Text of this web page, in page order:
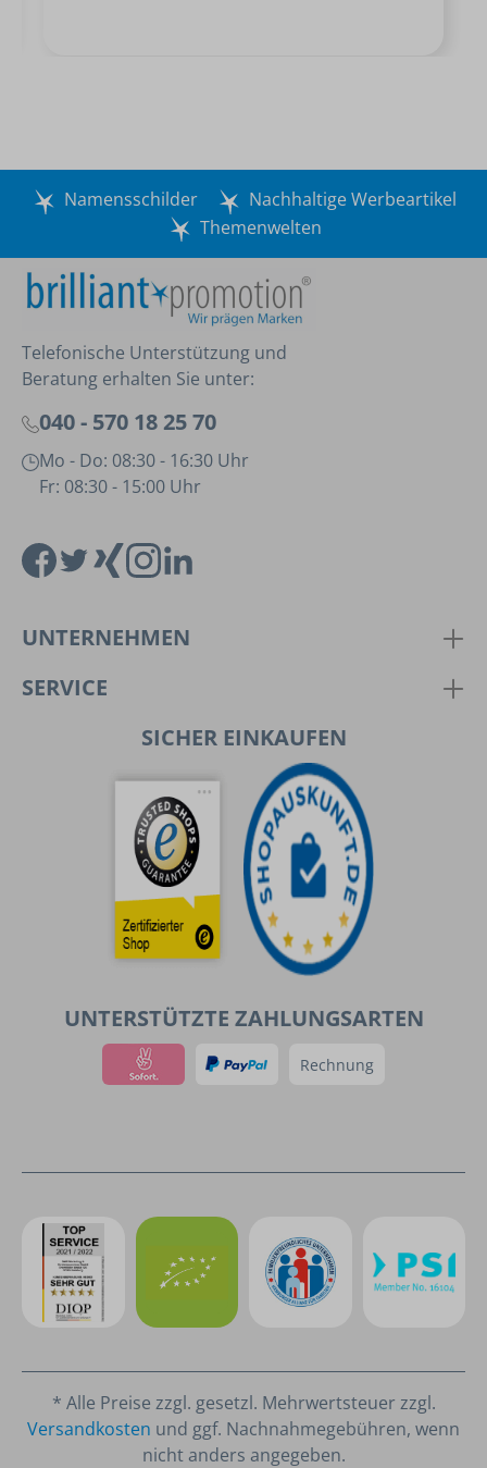
Namensschilder
Nachhaltige Werbeartikel
Themenwelten
Telefonische Unterstützung und
Beratung erhalten Sie unter:
040 - 570 18 25 70
Mo - Do: 08:30 - 16:30 Uhr
Fr: 08:30 - 15:00 Uhr
UNTERNEHMEN
SERVICE
SICHER EINKAUFEN
UNTERSTÜTZTE ZAHLUNGSARTEN
Rechnung
* Alle Preise zzgl. gesetzl. Mehrwertsteuer zzgl.
Versandkosten und ggf. Nachnahmegebühren, wenn
nicht anders angegeben.